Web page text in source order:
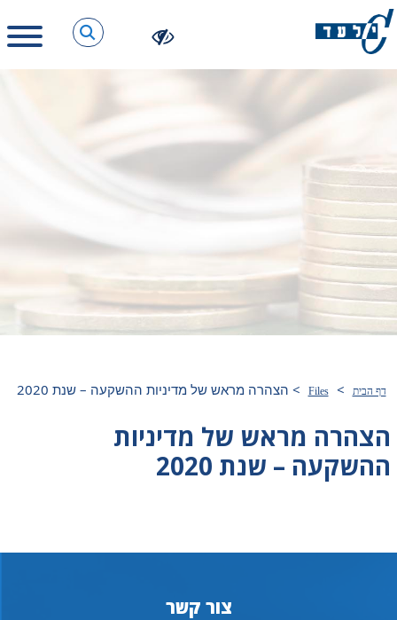
דף הבית >
Files
> הצהרה מראש של מדיניות ההשקעה – שנת 2020
הצהרה מראש של מדיניות
ההשקעה – שנת 2020
צור קשר